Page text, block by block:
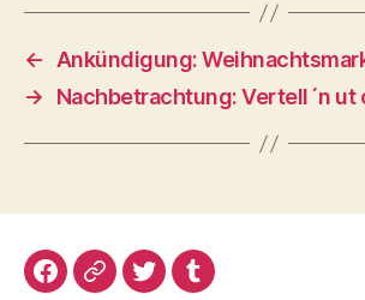
← Ankündigung:
→
Nachbetrachtung: Vertell´n ut
Facebook
Google+TwitterTumblr